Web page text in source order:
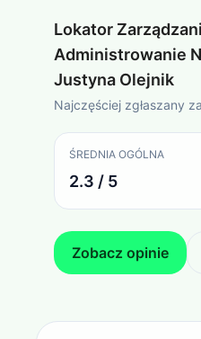
Lokator
Administrowanie
Justyna Olejnik
Najczęściej zgłaszany
ŚREDNIA OGÓLNA
2.3 / 5
Zobacz opinie